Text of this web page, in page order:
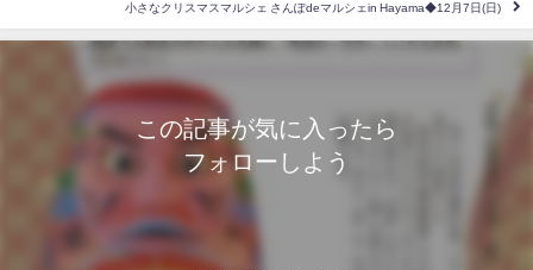
小さなクリスマスマルシェ さんぽdeマルシェin Hayama◆12月7日(日)
この記事が気に入ったら
フォローしよう